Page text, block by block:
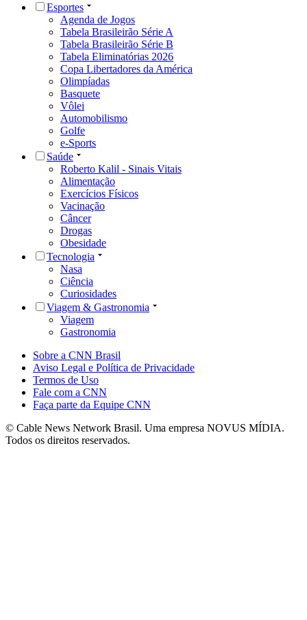
Esportes
Agenda de Jogos
Tabela Brasileirão Série A
Tabela Brasileirão Série B
Tabela Eliminatórias 2026
Copa Libertadores da América
Olimpíadas
Basquete
Vôlei
Automobilismo
Golfe
e-Sports
Saúde
Roberto Kalil - Sinais Vitais
Alimentação
Exercícios Físicos
Vacinação
Câncer
Drogas
Obesidade
Tecnologia
Nasa
Ciência
Curiosidades
Viagem & Gastronomia
Viagem
Gastronomia
Sobre a CNN Brasil
Aviso Legal e Política de Privacidade
Termos de Uso
Fale com a CNN
Faça parte da Equipe CNN
© Cable News Network Brasil. Uma empresa NOVUS MÍDIA.
Todos os direitos reservados.